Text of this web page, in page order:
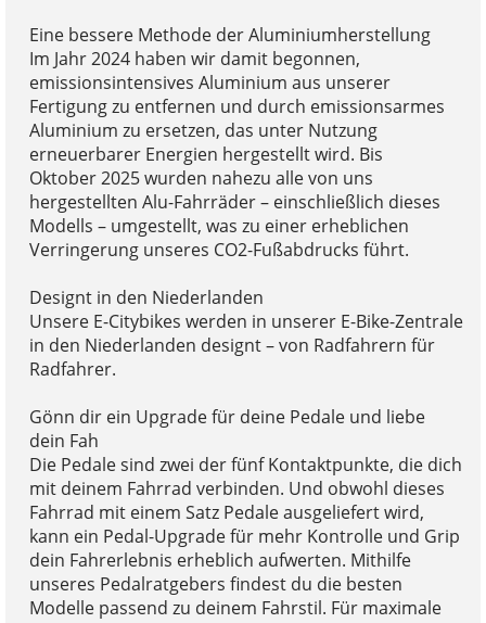
Eine bessere Methode der Aluminiumherstellung
Im Jahr 2024 haben wir damit begonnen,
emissionsintensives Aluminium aus unserer
Fertigung zu entfernen und durch emissionsarmes
Aluminium zu ersetzen, das unter Nutzung
erneuerbarer Energien hergestellt wird. Bis
Oktober 2025 wurden nahezu alle von uns
hergestellten Alu-Fahrräder – einschließlich dieses
Modells – umgestellt, was zu einer erheblichen
Verringerung unseres CO2-Fußabdrucks führt.
Designt in den Niederlanden
Unsere E-Citybikes werden in unserer E-Bike-Zentrale
in den Niederlanden designt – von Radfahrern für
Radfahrer.
Gönn dir ein Upgrade für deine Pedale und liebe
dein Fah
Die Pedale sind zwei der fünf Kontaktpunkte, die dich
mit deinem Fahrrad verbinden. Und obwohl dieses
Fahrrad mit einem Satz Pedale ausgeliefert wird,
kann ein Pedal-Upgrade für mehr Kontrolle und Grip
dein Fahrerlebnis erheblich aufwerten. Mithilfe
unseres Pedalratgebers findest du die besten
Modelle passend zu deinem Fahrstil. Für maximale